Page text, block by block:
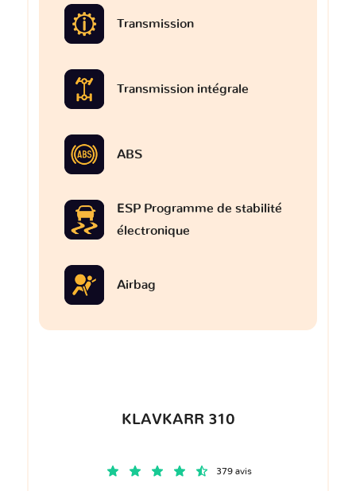
Transmission
Transmission intégrale
ABS
ESP Programme de stabilité
électronique
Airbag
KLAVKARR 310
379 avis